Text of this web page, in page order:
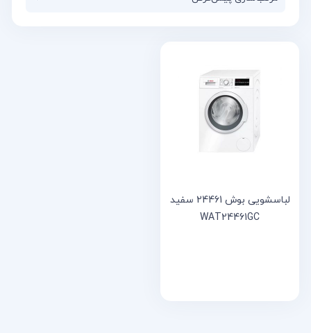
لباسشویی بوش 24461 سفید
WAT24461GC